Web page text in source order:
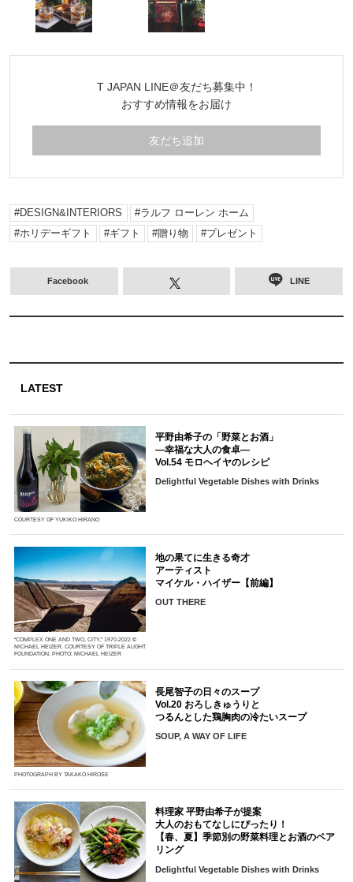
T JAPAN LINE＠友だち募集中！
おすすめ情報をお届け
友だち追加
DESIGN&INTERIORS
ラルフ ローレン ホーム
ホリデーギフト
ギフト 贈り物 プレゼント
Facebook LINE
LATEST
COURTESY OF YUKIKO HIRANO
平野由希子の「野菜とお酒」
―幸福な大人の食卓―
Vol.54 モロヘイヤのレシピ
Delightful Vegetable Dishes with Drinks
“COMPLEX ONE AND TWO, CITY,” 1970-2022 ©
MICHAEL HEIZER. COURTESY OF TRIPLE AUGHT
FOUNDATION. PHOTO: MICHAEL HEIZER
地の果てに生きる奇才
アーティスト
マイケル・ハイザー【前編】
OUT THERE
PHOTOGRAPH BY TAKAKO HIROSE
長尾智子の日々のスープ
Vol.20 おろしきゅうりと
つるんとした鶏胸肉の冷たいスープ
SOUP, A WAY OF LIFE
料理家 平野由希子が提案
大人のおもてなしにぴったり！
【春、夏】季節別の野菜料理とお酒のペア
リング
Delightful Vegetable Dishes with Drinks